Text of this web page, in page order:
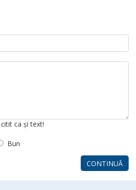
ca şi text!
Bun
CONTINUĂ